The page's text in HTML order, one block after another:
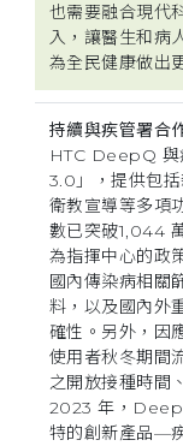
也需要融合現
入，讓醫生和病
為全民健康做出
持續與疾管署合
HTC DeepQ 與
3.0」，提供包
衛教宣導等多項
數已突破1,044
為指揮中心的政
國內傳染病相關
料，以及國內外
確性。另外，因
使用者秋冬期間
之開放接種時間
2023 年，
特的創新產品—